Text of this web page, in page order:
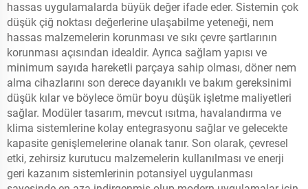
hassas uygulamalarda büyük değer ifade eder. Sistemin çok
düşük çiğ noktası değerlerine ulaşabilme yeteneği, nem
hassas malzemelerin korunması ve sıkı çevre şartlarının
korunması açısından idealdir. Ayrıca sağlam yapısı ve
minimum sayıda hareketli parçaya sahip olması, döner nem
alma cihazlarını son derece dayanıklı ve bakım gereksinimi
düşük kılar ve böylece ömür boyu düşük işletme maliyetleri
sağlar. Modüler tasarım, mevcut ısıtma, havalandırma ve
klima sistemlerine kolay entegrasyonu sağlar ve gelecekte
kapasite genişlemelerine olanak tanır. Son olarak, çevresel
etki, zehirsiz kurutucu malzemelerin kullanılması ve enerji
geri kazanım sistemlerinin potansiyel uygulanması